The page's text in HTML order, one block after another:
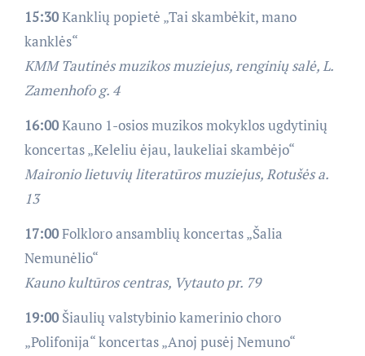
15:30Kanklių popietė „Tai skambėkit, mano
kanklės“
KMM Tautinės muzikos muziejus, renginių salė,L.
Zamenhofo g. 4
16:00Kauno 1-osios muzikos mokyklos ugdytinių
koncertas „Keleliu ėjau, laukeliai skambėjo“
Maironio lietuvių literatūros muziejus, Rotušės a.
13
17:00Folkloro ansamblių koncertas „Šalia
Nemunėlio“
Kauno kultūros centras, Vytauto pr. 79
19:00Šiaulių valstybinio kamerinio choro
„Polifonija“ koncertas „Anoj pusėj Nemuno“